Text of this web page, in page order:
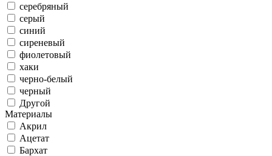
серебряный
серый
синий
сиреневый
фиолетовый
хаки
черно-белый
черный
Другой
Материалы
Акрил
Ацетат
Бархат